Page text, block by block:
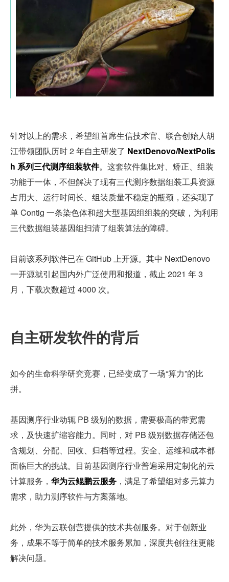
针对以上的需求，希望组首席生信技术官、联合创始人胡
江带领团队历时 2 年自主研发了 NextDenovo/NextPolis
h 系列三代测序组装软件。这套软件集比对、矫正、组装
功能于一体，不但解决了现有三代测序数据组装工具资源
占用大、运行时间长、组装质量不稳定的瓶颈，还实现了
单 Contig 一条染色体和超大型基因组组装的突破，为利用
三代数据组装基因组扫清了组装算法的障碍。
目前该系列软件已在 GitHub 上开源。其中 NextDenovo
一开源就引起国内外广泛使用和报道，截止 2021 年 3
月，下载次数超过 4000 次。
自主研发软件的背后
如今的生命科学研究竞赛，已经变成了一场“算力”的比
拼。
基因测序行业动辄 PB 级别的数据，需要极高的带宽需
求，及快速扩缩容能力。同时，对 PB 级别数据存储还包
含规划、分配、回收、归档等过程。安全、运维和成本都
面临巨大的挑战。目前基因测序行业普遍采用定制化的云
计算服务， 华为云鲲鹏云服务 ，满足了希望组对多元算力
需求，助力测序软件与方案落地。
此外，华为云联创营提供的技术共创服务。对于创新业
务，成果不等于简单的技术服务累加，深度共创往往更能
解决问题。